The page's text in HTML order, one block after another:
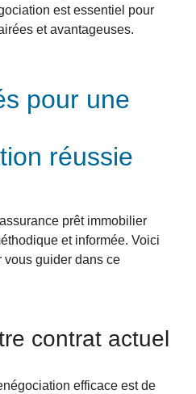
est essentiel pour
et avantageuses.
pour une
réussie
prêt immobilier
et informée. Voici
vous guider dans ce
contrat actuel
efficace est de